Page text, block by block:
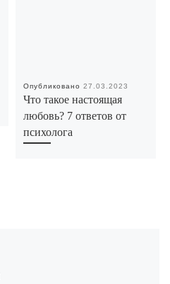
Опубликовано27.03.2023
Что такое настоящая
любовь? 7 ответов от
психолога